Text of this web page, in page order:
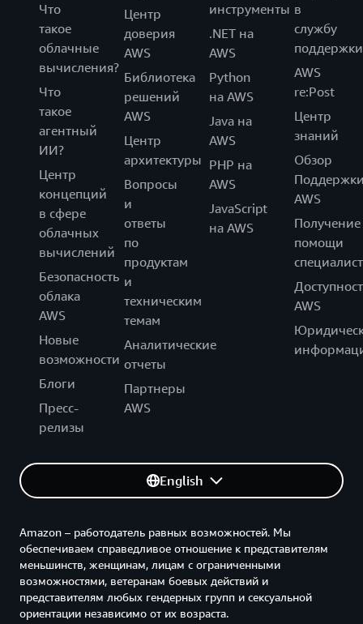
Что
такое
облачные
вычисления?
Что
такое
агентный
ИИ?
Центр
концепций
в сфере
облачных
вычислений
Безопасность
облака
AWS
Новые
возможности
Блоги
Пресс-
релизы
Центр
доверия
AWS
Библиотека
решений
AWS
Центр
архитектуры
Вопросы
и
ответы
по
продуктам
и
техническим
темам
Аналитические
отчеты
Партнеры
AWS
инструменты
.NET на
AWS
Python
на AWS
Java на
AWS
PHP на
AWS
JavaScript
на AWS
в
службу
поддержки
AWS
re:Post
Центр
знаний
Обзор
AWS
Получение
помощи
AWS
English
Amazon – работодатель равных возможностей. Мы
обеспечиваем справедливое отношение к представителям
меньшинств, женщинам, лицам с ограниченными
возможностями, ветеранам боевых действий и
представителям любых гендерных групп и сексуальной
ориентации независимо от их возраста.